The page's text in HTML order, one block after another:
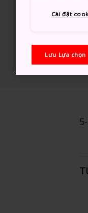
Cài đặt
Lưu Lựa chọn